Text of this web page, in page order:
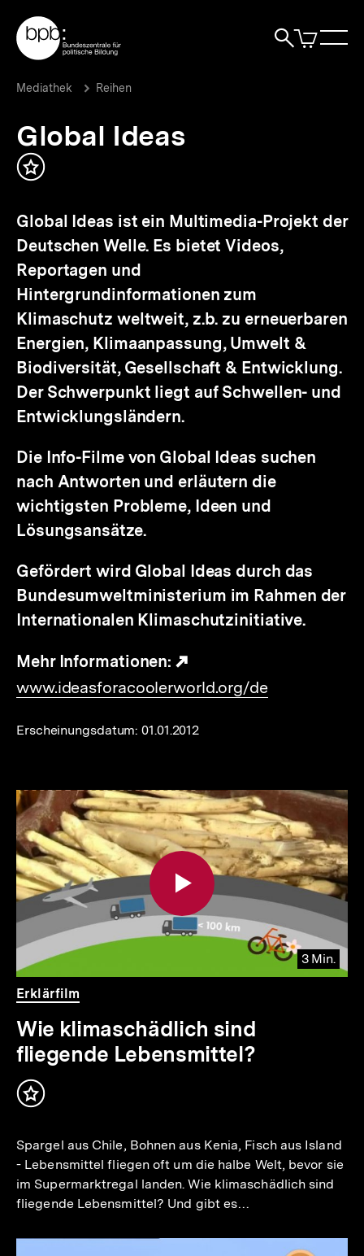
zum
Seiteninhalt
springen
Zur Startseite der bpb
Suche
Artikel
im
Global
bpb.de
Brotkrümelnavigation
Pfadnavigation
Mediathek Reihen
Global Ideas
Inhalt
Global Ideas ist ein Multimedia-Projekt der
Deutschen Welle. Es bietet Videos,
Reportagen und
Hintergrundinformationen zum
Klimaschutz weltweit, z.b. zu erneuerbaren
Energien, Klimaanpassung, Umwelt &
Biodiversität, Gesellschaft & Entwicklung.
Der Schwerpunkt liegt auf Schwellen- und
Entwicklungsländern.
Die Info-Filme von Global Ideas suchen
nach Antworten und erläutern die
wichtigsten Probleme, Ideen und
Lösungsansätze.
Gefördert wird Global Ideas durch das
Bundesumweltministerium im Rahmen der
Internationalen Klimaschutzinitiative.
Mehr Informationen:
Link:
www.ideasforacoolerworld.org/de
Erscheinungsdatum:01.01.2012
3 Min.
Video
Dauer
3
Min.
Erklärfilm
Wie klimaschädlich sind
fliegende Lebensmittel?
Inhalt
Spargel aus Chile, Bohnen aus Kenia, Fisch aus Island
- Lebensmittel fliegen oft um die halbe Welt, bevor sie
im Supermarktregal landen. Wie klimaschädlich sind
fliegende Lebensmittel? Und gibt es…